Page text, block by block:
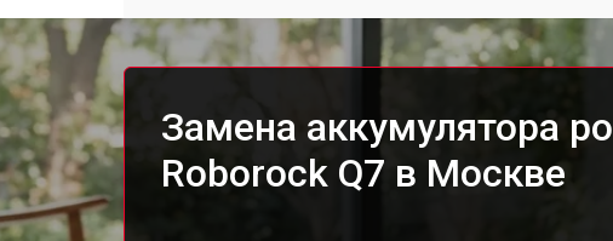
Замена аккумулятора
Roborock Q7 в Москве